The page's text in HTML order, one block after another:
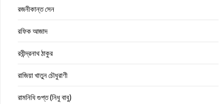
রজনীকান্ত সেন
রফিক আজাদ
রবীন্দ্রনাথ ঠাকুর
রাজিয়া খাতুন চৌধুরাণী
রামনিধি গুপ্ত (নিধু বাবু)